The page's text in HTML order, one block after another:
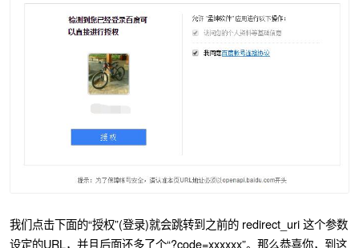
我们点击下面的“授权”(登录)就会跳转到之前的 redirect_uri 这个参数
设定的URL，并且后面还多了个“?code=xxxxxx”。那么恭喜你，到这